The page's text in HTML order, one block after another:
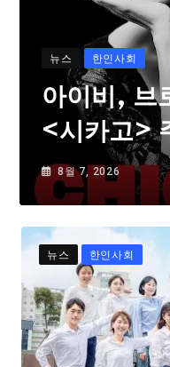
뉴스 한인사회
아이비, 브
<시카고>
8월 7, 2026
뉴스 한인사회